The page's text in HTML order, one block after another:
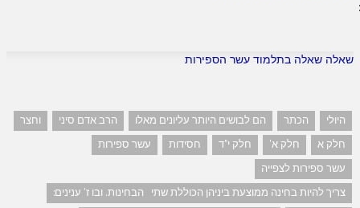
שאלה שאלה בתלמוד עשר הספירות
היולי הכתר הם לבושים היותר עליונים מאלו הרב אדם סיני
וחצר
חלק א
חלק א' חלק י"ד חסידות
עשר ספירות
עשר ספירות לצפייה
צריך להיות בחינה ממוצעת ביניהן הכוללת שתי הבחינות. ובו ז' ענינים: